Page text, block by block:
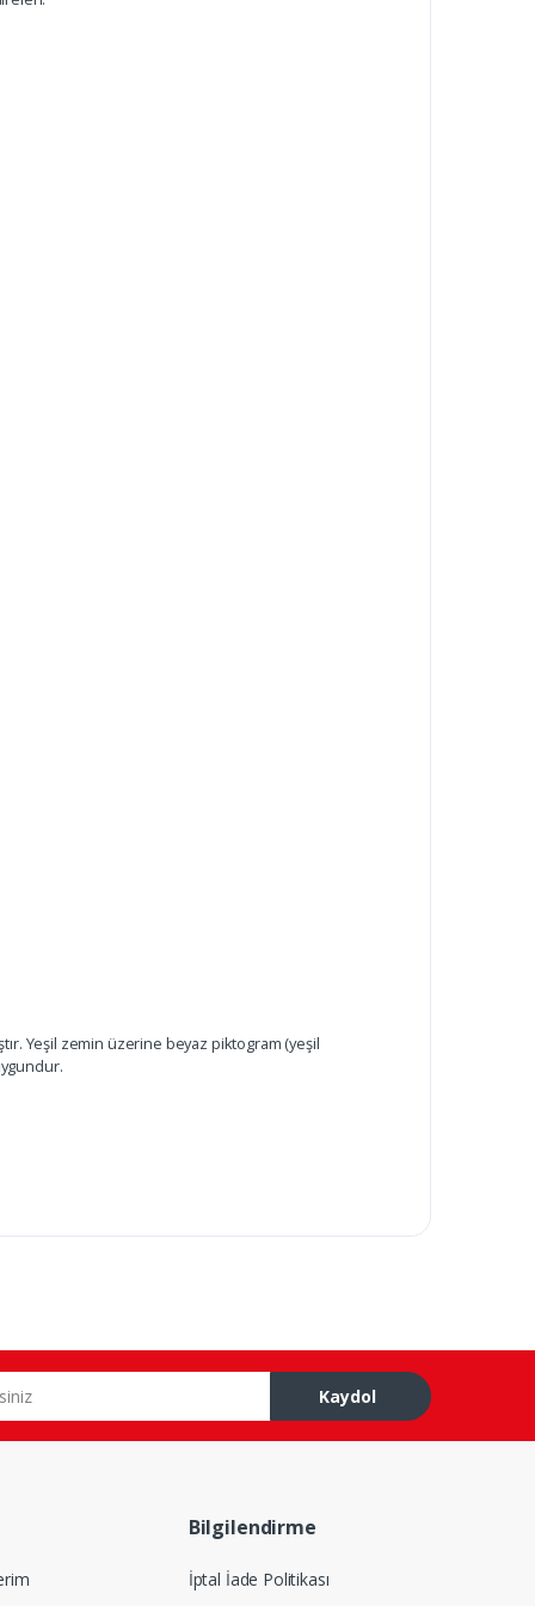
Yeşil zemin üzerine beyaz piktogram (yeşil
Kaydol
Bilgilendirme
İptal İade Politikası